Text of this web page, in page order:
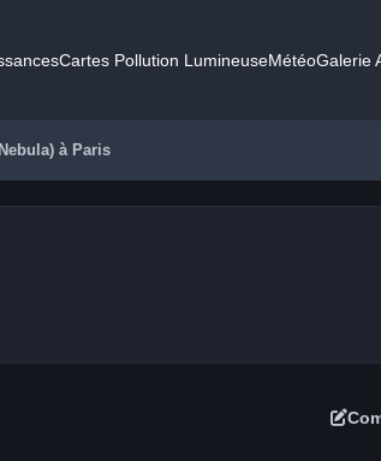
Cartes Pollution LumineuseMétéoGalerie
à Paris